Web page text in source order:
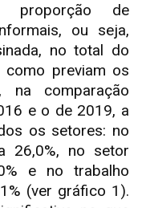
proporção de
ou seja,
no total do
como previam os
na comparação
e o de 2019, a
os setores: no
26,0%, no setor
e no trabalho
(ver gráfico 1).